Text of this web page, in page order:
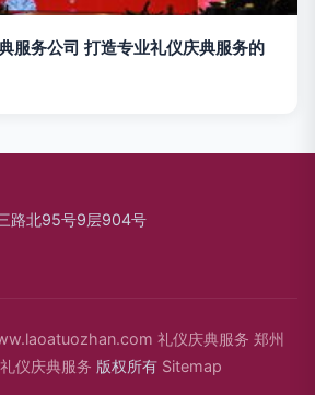
服务公司 打造专业礼仪庆典服务的
路北95号9层904号
礼仪庆典服务 郑州
礼仪庆典服务 版权所有 Sitemap